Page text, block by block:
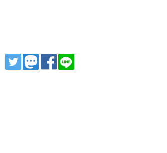
ツイートトゥート
シェア